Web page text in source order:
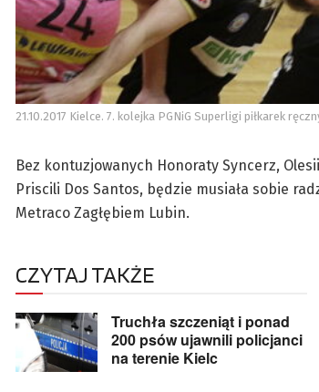
21.10.2017 Kielce. 7. kolejka PGNiG Superligi piłkarek
Bez kontuzjowanych Honoraty Syncerz,
Priscili Dos Santos, będzie musiała sobie
Metraco Zagłębiem Lubin.
CZYTAJ TAKŻE
Truchła szczeniąt i ponad
200 psów ujawnili policjanci
na terenie Kielc